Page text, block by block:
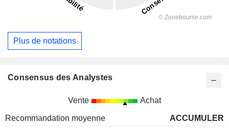
Plus de notations
Consensus des Analystes
Vente Achat
Recommandation moyenne
ACCUMULER